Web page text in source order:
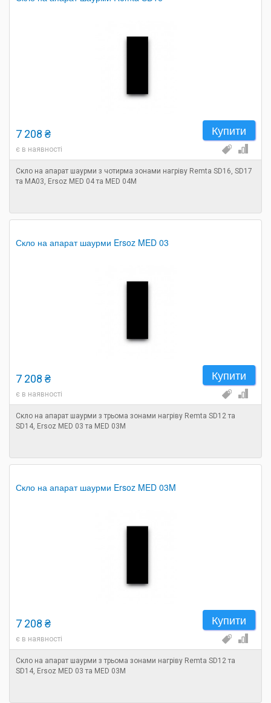
Купити
7 208 ₴
є в наявності
Скло на апарат шаурми з чотирма зонами нагріву Remta SD16, SD17
та MA03, Ersoz MED 04 та MED 04M
Скло на апарат шаурми Ersoz MED 03
Купити
7 208 ₴
є в наявності
Скло на апарат шаурми з трьома зонами нагріву Remta SD12 та
SD14, Ersoz MED 03 та MED 03M
Скло на апарат шаурми Ersoz MED 03M
Купити
7 208 ₴
є в наявності
Скло на апарат шаурми з трьома зонами нагріву Remta SD12 та
SD14, Ersoz MED 03 та MED 03M